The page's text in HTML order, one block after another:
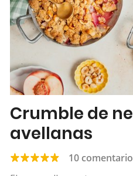
Crumble de
avellanas
10